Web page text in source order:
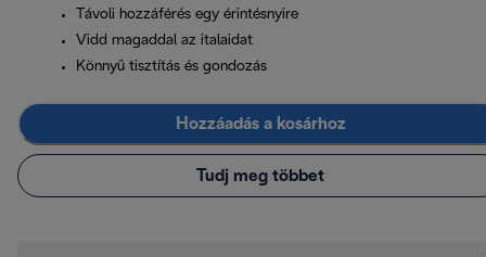
Távoli hozzáférés egy érintésnyire
Vidd magaddal az italaidat
Könnyű tisztítás és gondozás
Hozzáadás a kosárhoz
Tudj meg többet